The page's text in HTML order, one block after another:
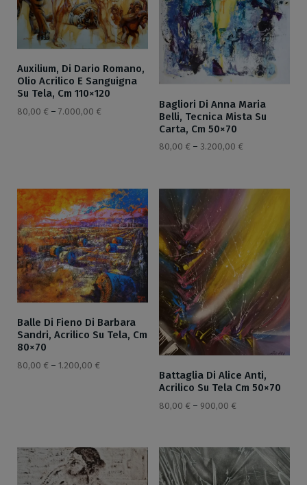
Auxilium, Di Dario Romano,
Olio Acrilico E Sanguigna
Su Tela, Cm 110×120
80,00 € – 7.000,00 €
Bagliori Di Anna Maria
Belli, Tecnica Mista Su
Carta, Cm 50×70
80,00 € – 3.200,00 €
Balle Di Fieno Di Barbara
Sandri, Acrilico Su Tela, Cm
80×70
80,00 € – 1.200,00 €
Battaglia Di Alice Anti,
Acrilico Su Tela Cm 50×70
80,00 € – 900,00 €